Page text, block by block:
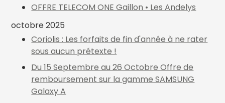
OFFRE TELECOM ONE Gaillon • Les Andelys
octobre 2025
Coriolis : Les forfaits de fin d'année à ne rater
sous aucun prétexte !
Du 15 Septembre au 26 Octobre Offre de
remboursement sur la gamme SAMSUNG
Galaxy A